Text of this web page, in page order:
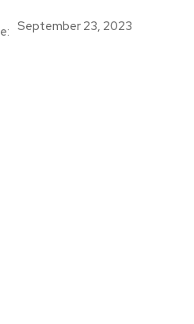
September 23, 2023